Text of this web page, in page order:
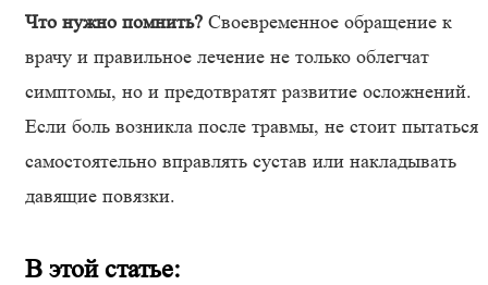
Что нужно помнить? Своевременное обращение к
врачу и правильное лечение не только облегчат
симптомы, но и предотвратят развитие осложнений.
Если боль возникла после травмы, не стоит пытаться
самостоятельно вправлять сустав или накладывать
давящие повязки.
В этой статье: